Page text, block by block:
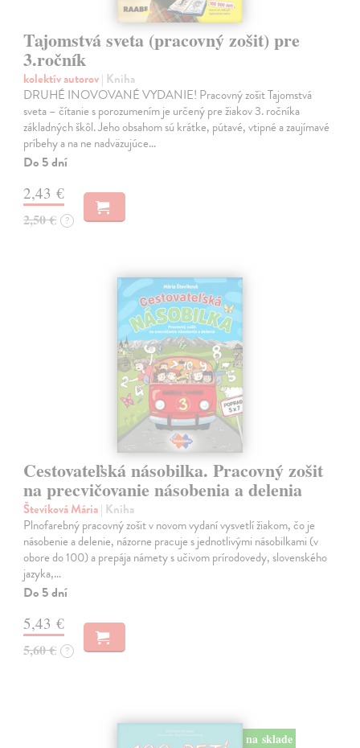
Tajomstvá sveta (pracovný zošit) pre
3.ročník
kolektív autorov| Kniha
DRUHÉ INOVOVANÉ VYDANIE! Pracovný zošit Tajomstvá
sveta – čítanie s porozumením je určený pre žiakov 3. ročníka
základných škôl. Jeho obsahom sú krátke, pútavé, vtipné a zaujímavé
príbehy a na ne nadväzujúce…
Do 5 dní
2,43 €
2,50 € ?
Cestovateľská násobilka. Pracovný zošit
na precvičovanie násobenia a delenia
Števíková Mária| Kniha
Plnofarebný pracovný zošit v novom vydaní vysvetlí žiakom, čo je
násobenie a delenie, názorne pracuje s jednotlivými násobilkami (v
obore do 100) a prepája námety s učivom prírodovedy, slovenského
jazyka,…
Do 5 dní
5,43 €
5,60 € ?
na sklade